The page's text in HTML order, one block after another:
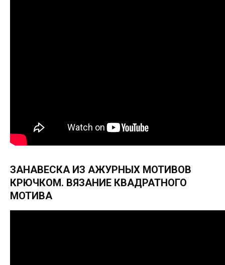
ЗАНАВЕСКА ИЗ АЖУРНЫХ МОТИВОВ
КРЮЧКОМ. ВЯЗАНИЕ КВАДРАТНОГО
МОТИВА